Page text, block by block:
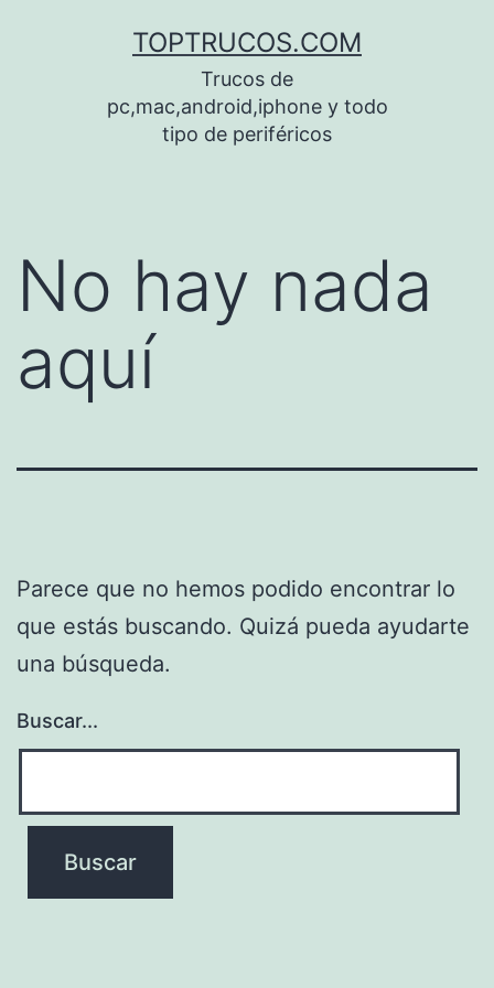
TOPTRUCOS.COM
Trucos de
pc,mac,android,iphone y todo
tipo de periféricos
No hay nada
aquí
Parece que no hemos podido encontrar lo
que estás buscando. Quizá pueda ayudarte
una búsqueda.
Buscar...